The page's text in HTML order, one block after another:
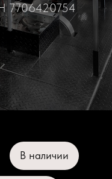
7706420754
В наличии